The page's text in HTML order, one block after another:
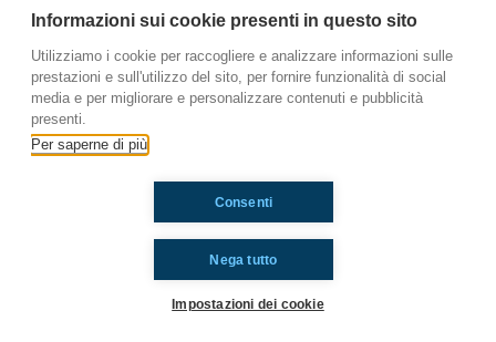
presentare il suo libro "Storia della mia ansia".
#OkkinSu www.radioimmaginaria.it
Carpi Festa del Racconto
Ti è piaciuto? Condividilo!
Informazioni sui cookie presenti in questo sito
Utilizziamo i cookie per raccogliere e analizzare informazioni sulle
prestazioni e sull'utilizzo del sito, per fornire funzionalità di social
media e per migliorare e personalizzare contenuti e pubblicità
presenti.
Per saperne di più
Nega tutto
Consenti
Impostazioni dei cookie